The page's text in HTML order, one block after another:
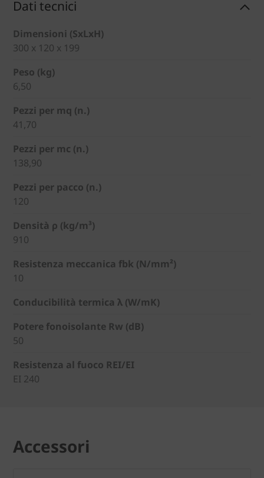
Dati tecnici
Dimensioni (SxLxH)
300 x 120 x 199
Peso (kg)
6,50
Pezzi per mq (n.)
41,70
Pezzi per mc (n.)
138,90
Pezzi per pacco (n.)
120
Densità ρ (kg/m³)
910
Resistenza meccanica fbk (N/mm²)
10
Conducibilità termica λ (W/mK)
Potere fonoisolante Rw (dB)
50
Resistenza al fuoco REI/EI
EI 240
Accessori